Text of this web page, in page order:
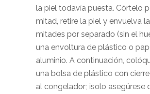
la piel todavía puesta. Córtelo
mitad, retire la piel y envuelva
mitades por separado (sin el
una envoltura de plástico o
aluminio. A continuación,
una bolsa de plástico con
al congelador; ¡solo asegúrese